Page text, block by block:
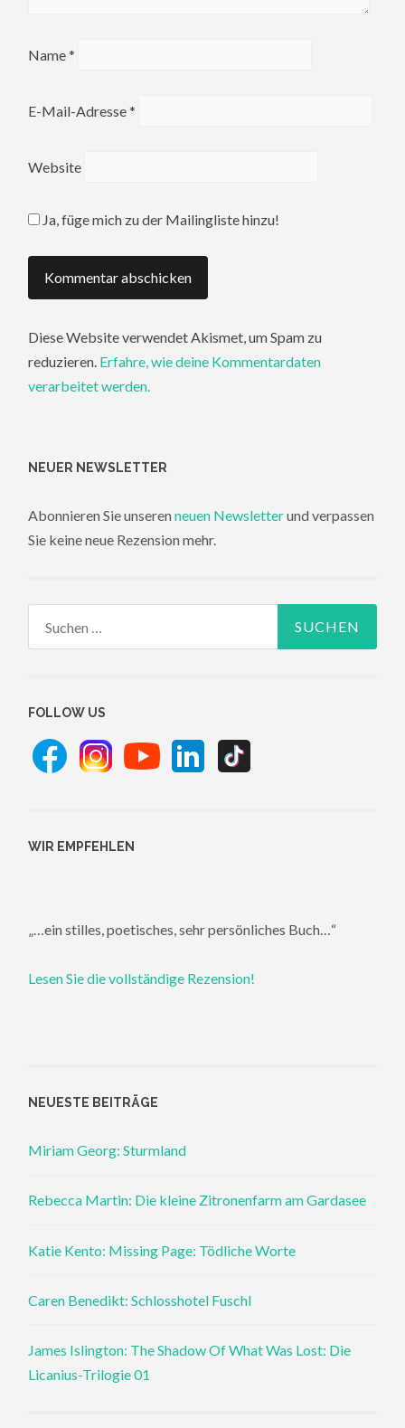
Name*
E-Mail-Adresse*
Website
Ja, füge mich zu der Mailingliste hinzu!
Diese Website verwendet Akismet, um Spam zu
reduzieren. Erfahre, wie deine Kommentardaten
verarbeitet werden.
NEUER NEWSLETTER
Abonnieren Sie unserenneuen Newsletterund verpassen
Sie keine neue Rezension mehr.
FOLLOW US
WIR EMPFEHLEN
„…ein stilles, poetisches, sehr persönliches Buch…“
Lesen Sie die vollständige Rezension!
NEUESTE BEITRÄGE
Miriam Georg: Sturmland
Rebecca Martin: Die kleine Zitronenfarm am Gardasee
Katie Kento: Missing Page: Tödliche Worte
Caren Benedikt: Schlosshotel Fuschl
James Islington: The Shadow Of What Was Lost: Die
Licanius-Trilogie 01